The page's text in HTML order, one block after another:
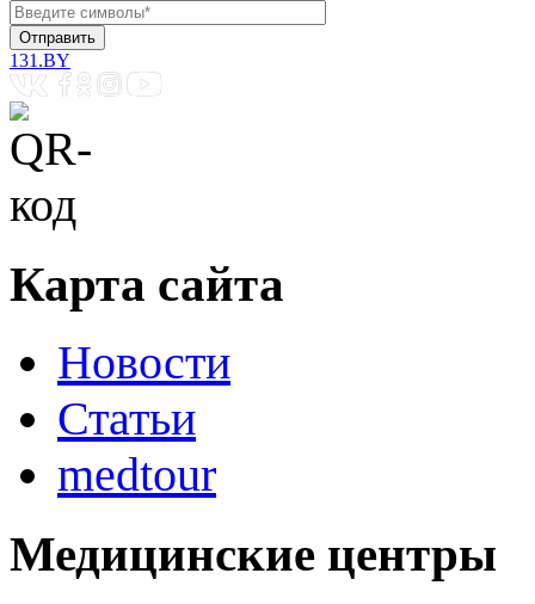
131.BY
Карта сайта
Новости
Статьи
medtour
Медицинские центры